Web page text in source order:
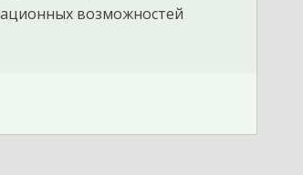
возможностей